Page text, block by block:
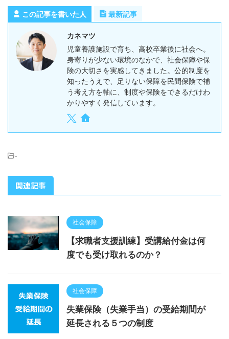
この記事を書いた人 最新記事
カネマツ
児童養護施設で育ち、高校卒業後に社会へ。
身寄りが少ない環境のなかで、社会保障や保
険の大切さを実感してきました。公的制度を
知ったうえで、足りない保障を民間保険で補
う考え方を軸に、制度や保険をできるだけわ
かりやすく発信しています。
-
関連記事
社会保障
【求職者支援訓練】受講給付金は何
度でも受け取れるのか？
社会保障
失業保険（失業手当）の受給期間が
延長される５つの制度